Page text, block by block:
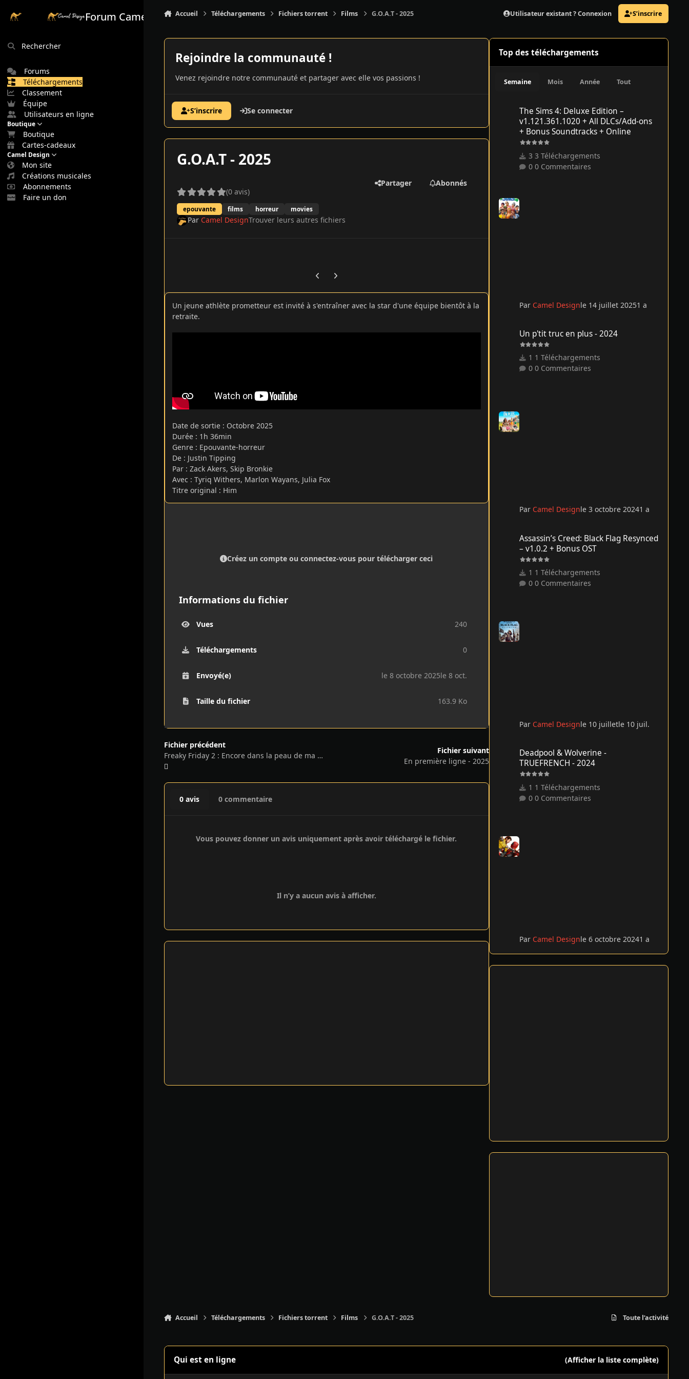
Forum Camel Design
Rechercher
Forums
Téléchargements
Classement
Équipe
Utilisateurs en ligne
Boutique
Boutique
Cartes-cadeaux
Camel Design
Mon site
Créations musicales
Abonnements
Faire un don
Accueil Téléchargements Fichiers torrent Films G.O.A.T - 2025 Utilisateur existant ? Connexion S’inscrire
Rejoindre la communauté !
Venez rejoindre notre communauté et partager avec elle vos passions !
S’inscrire Se connecter
G.O.A.T - 2025
(0 avis)
epouvante films horreur movies
Partager Abonnés
Par Camel DesignTrouver leurs autres fichiers
Previous carousel slide
Next carousel slide
Un jeune athlète prometteur est invité à s'entraîner avec la star d'une équipe bientôt à la
retraite.
Date de sortie : Octobre 2025
Durée : 1h 36min
Genre : Epouvante-horreur
De : Justin Tipping
Par : Zack Akers, Skip Bronkie
Avec : Tyriq Withers, Marlon Wayans, Julia Fox
Titre original : Him
Créez un compte ou connectez-vous pour télécharger ceci
Informations du fichier
Vues 240
Téléchargements 0
Envoyé(e) le 8 octobre 2025le 8 oct.
Taille du fichier 163.9 Ko
Fichier précédent
Freaky Friday 2 : Encore dans la peau de ma mère - 2025
Fichier suivant
En première ligne - 2025
0 avis 0 commentaire
Vous pouvez donner un avis uniquement après avoir téléchargé le fichier.
Il n’y a aucun avis à afficher.
Top des téléchargements
Semaine Mois Année Tout
The Sims 4: Deluxe Edition –
v1.121.361.1020 + All DLCs/Add-ons
+ Bonus Soundtracks + Online
3 Téléchargements
0 Commentaires
Par Camel Designle 14 juillet 20251 a
Un p'tit truc en plus - 2024
1 Téléchargements
0 Commentaires
Par Camel Designle 3 octobre 20241 a
Assassin’s Creed: Black Flag Resynced
– v1.0.2 + Bonus OST
1 Téléchargements
0 Commentaires
Par Camel Designle 10 juilletle 10 juil.
Deadpool & Wolverine -
TRUEFRENCH - 2024
1 Téléchargements
0 Commentaires
Par Camel Designle 6 octobre 20241 a
Accueil Téléchargements Fichiers torrent Films G.O.A.T - 2025 Toute l’activité
Qui est en ligne (Afficher la liste complète)